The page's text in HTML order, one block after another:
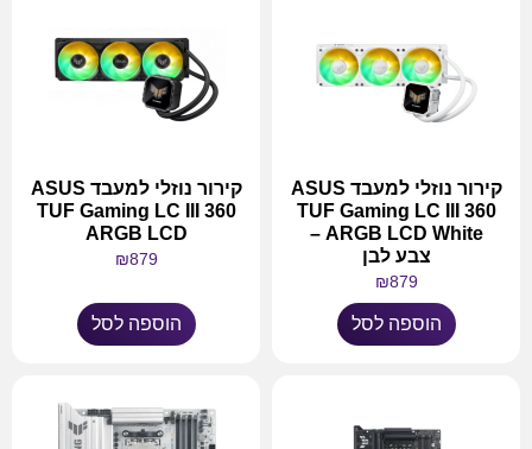
קירור נוזלי למעבד ASUS
TUF Gaming LC III 360
ARGB LCD White –
צבע לבן
₪879
הוספה לסל
קירור נוזלי למעבד ASUS
TUF Gaming LC III 360
ARGB LCD
₪879
הוספה לסל